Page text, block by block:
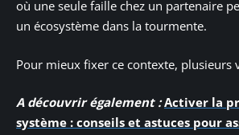
où une seule faille chez un partenaire
un écosystème dans la tourmente.
Pour mieux fixer ce contexte, plusieurs
A découvrir également : Activer la
système : conseils et astuces pour